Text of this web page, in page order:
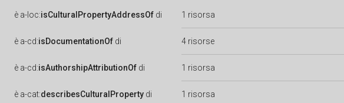
è a-loc:isCulturalPropertyAddressOf di 1 risorsa
è a-cd:isDocumentationOf di 4 risorse
è a-cd:isAuthorshipAttributionOf di 1 risorsa
è a-cat:describesCulturalProperty di 1 risorsa